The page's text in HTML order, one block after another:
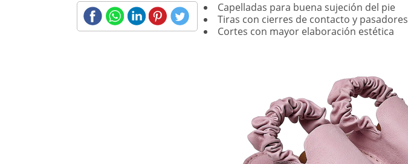
Capelladas para buena sujeción del pie
Tiras con cierres de contacto y pasadores
Cortes con mayor elaboración estética